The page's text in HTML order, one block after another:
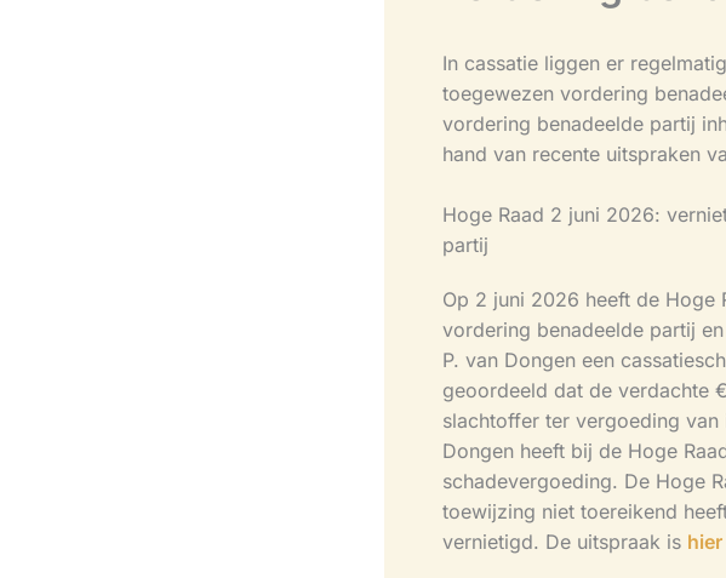
In cassatie liggen er
toegewezen vordering
vordering benadeelde partij
hand van recente uitspraken
Hoge Raad 2 juni 2026:
partij
Op 2 juni 2026 heeft de Hoge
vordering benadeelde partij
P. van Dongen een
geoordeeld dat de verdachte
slachtoffer ter vergoeding van
Dongen heeft bij de Hoge
schadevergoeding. De Hoge
toewijzing niet toereikend
vernietigd. De uitspraak is hier